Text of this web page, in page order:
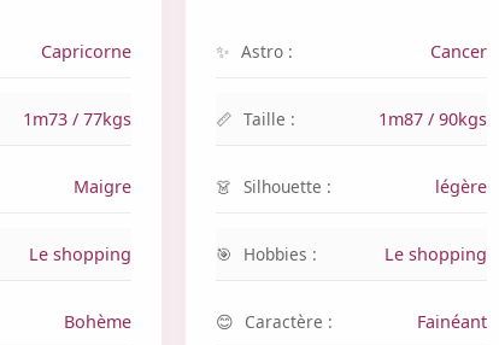
Capricorne
1m73 / 77kgs
Maigre
Le shopping
Bohème
Astro : Cancer
Taille : 1m87 / 90kgs
Silhouette : légère
Hobbies : Le shopping
Caractère : Fainéant